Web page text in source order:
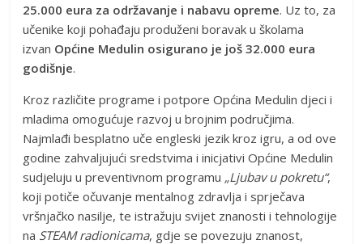
25.000 eura za održavanje i nabavu opreme. Uz to, za
učenike koji pohađaju produženi boravak u školama
izvan Općine Medulin osigurano je još 32.000 eura
godišnje.
Kroz različite programe i potpore Općina Medulin djeci i
mladima omogućuje razvoj u brojnim područjima.
Najmlađi besplatno uče engleski jezik kroz igru, a od ove
godine zahvaljujući sredstvima i inicjativi Općine Medulin
sudjeluju u preventivnom programu „Ljubav u pokretu“,
koji potiče očuvanje mentalnog zdravlja i sprječava
vršnjačko nasilje, te istražuju svijet znanosti i tehnologije
na STEAM radionicama, gdje se povezuju znanost,